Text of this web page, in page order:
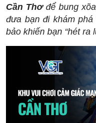
Cần Thơđể bung
đưa bạn đi khám
bảo khiến bạn “hét ra